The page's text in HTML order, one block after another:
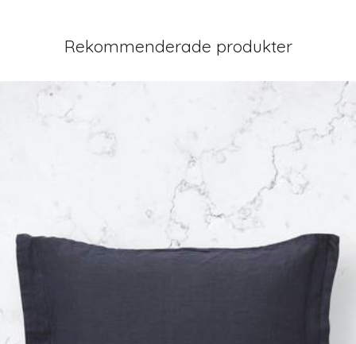
Rekommenderade produkter